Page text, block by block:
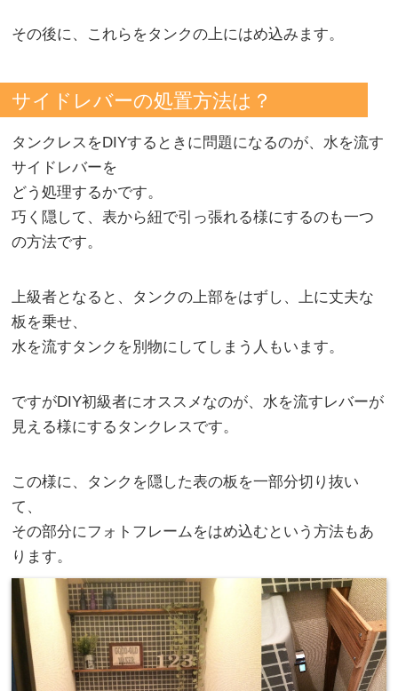
その後に、これらをタンクの上にはめ込みます。
サイドレバーの処置方法は？
タンクレスをDIYするときに問題になるのが、水を流す
サイドレバーを
どう処理するかです。
巧く隠して、表から紐で引っ張れる様にするのも一つ
の方法です。
上級者となると、タンクの上部をはずし、上に丈夫な
板を乗せ、
水を流すタンクを別物にしてしまう人もいます。
ですがDIY初級者にオススメなのが、水を流すレバーが
見える様にするタンクレスです。
この様に、タンクを隠した表の板を一部分切り抜い
て、
その部分にフォトフレームをはめ込むという方法もあ
ります。